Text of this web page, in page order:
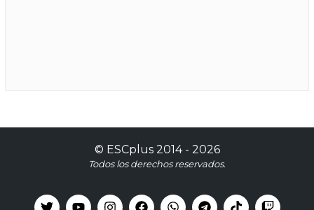
© ESCplus2014 - 2026
Todos los derechos reservados.